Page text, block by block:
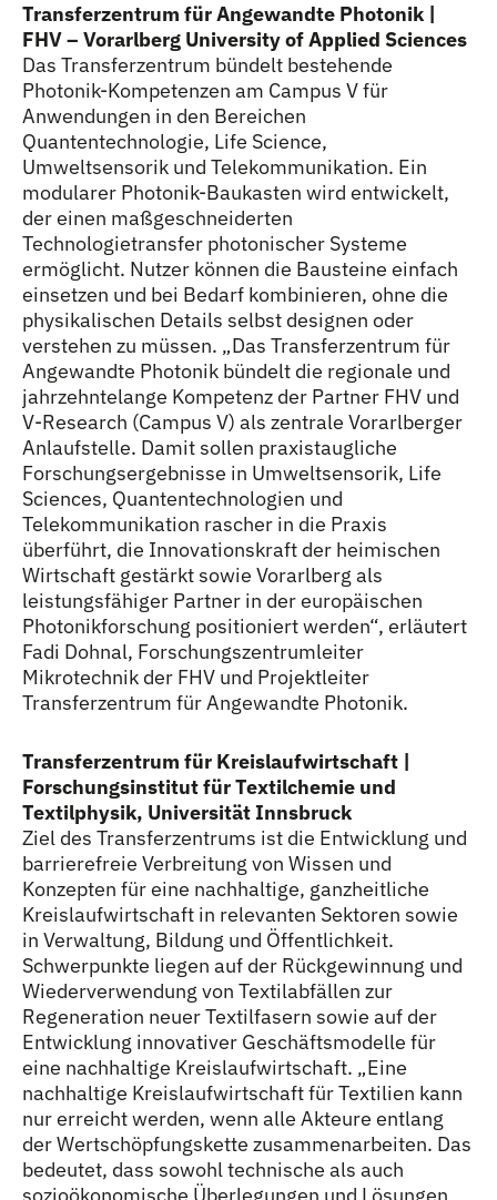
Transferzentrum für Angewandte Photonik |
FHV – Vorarlberg University of Applied Sciences
Das Transferzentrum bündelt bestehende
Photonik-Kompetenzen am Campus V für
Anwendungen in den Bereichen
Quantentechnologie, Life Science,
Umweltsensorik und Telekommunikation. Ein
modularer Photonik-Baukasten wird entwickelt,
der einen maßgeschneiderten
Technologietransfer photonischer Systeme
ermöglicht. Nutzer können die Bausteine einfach
einsetzen und bei Bedarf kombinieren, ohne die
physikalischen Details selbst designen oder
verstehen zu müssen. „Das Transferzentrum für
Angewandte Photonik bündelt die regionale und
jahrzehntelange Kompetenz der Partner FHV und
V-Research (Campus V) als zentrale Vorarlberger
Anlaufstelle. Damit sollen praxistaugliche
Forschungsergebnisse in Umweltsensorik, Life
Sciences, Quantentechnologien und
Telekommunikation rascher in die Praxis
überführt, die Innovationskraft der heimischen
Wirtschaft gestärkt sowie Vorarlberg als
leistungsfähiger Partner in der europäischen
Photonikforschung positioniert werden“, erläutert
Fadi Dohnal, Forschungszentrumleiter
Mikrotechnik der FHV und Projektleiter
Transferzentrum für Angewandte Photonik.
Transferzentrum für Kreislaufwirtschaft |
Forschungsinstitut für Textilchemie und
Textilphysik, Universität Innsbruck
Ziel des Transferzentrums ist die Entwicklung und
barrierefreie Verbreitung von Wissen und
Konzepten für eine nachhaltige, ganzheitliche
Kreislaufwirtschaft in relevanten Sektoren sowie
in Verwaltung, Bildung und Öffentlichkeit.
Schwerpunkte liegen auf der Rückgewinnung und
Wiederverwendung von Textilabfällen zur
Regeneration neuer Textilfasern sowie auf der
Entwicklung innovativer Geschäftsmodelle für
eine nachhaltige Kreislaufwirtschaft. „Eine
nachhaltige Kreislaufwirtschaft für Textilien kann
nur erreicht werden, wenn alle Akteure entlang
der Wertschöpfungskette zusammenarbeiten. Das
bedeutet, dass sowohl technische als auch